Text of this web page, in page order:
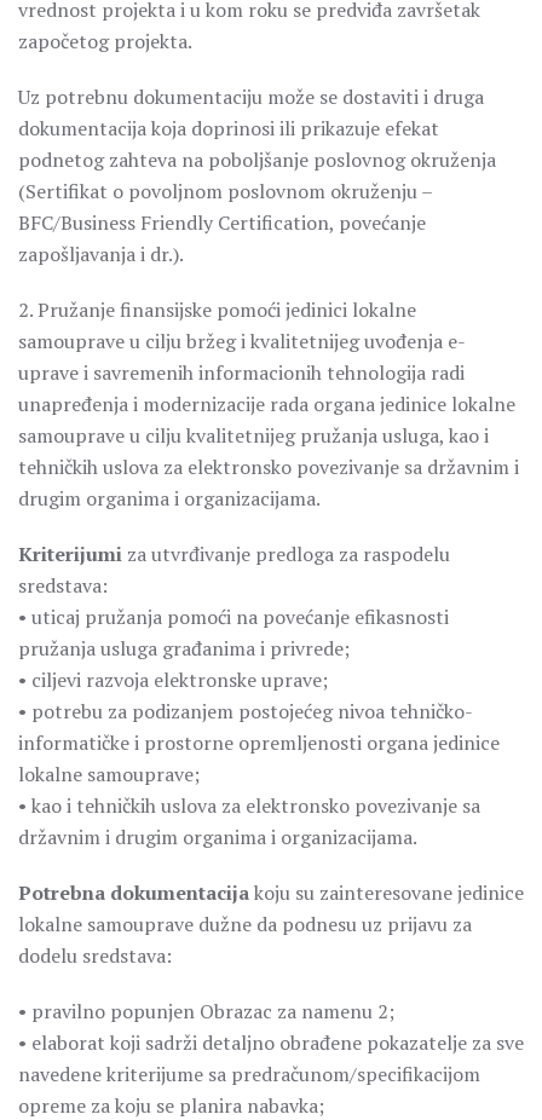
vrednost projekta i u kom roku se predviđa završetak
započetog projekta.
Uz potrebnu dokumentaciju može se dostaviti i druga
dokumentacija koja doprinosi ili prikazuje efekat
podnetog zahteva na poboljšanje poslovnog okruženja
(Sertifikat o povoljnom poslovnom okruženju –
BFC/Business Friendly Certification, povećanje
zapošljavanja i dr.).
2. Pružanje finansijske pomoći jedinici lokalne
samouprave u cilju bržeg i kvalitetnijeg uvođenja e-
uprave i savremenih informacionih tehnologija radi
unapređenja i modernizacije rada organa jedinice lokalne
samouprave u cilju kvalitetnijeg pružanja usluga, kao i
tehničkih uslova za elektronsko povezivanje sa državnim i
drugim organima i organizacijama.
Kriterijumi za utvrđivanje predloga za raspodelu
sredstava:
• uticaj pružanja pomoći na povećanje efikasnosti
pružanja usluga građanima i privrede;
• ciljevi razvoja elektronske uprave;
• potrebu za podizanjem postojećeg nivoa tehničko-
informatičke i prostorne opremljenosti organa jedinice
lokalne samouprave;
• kao i tehničkih uslova za elektronsko povezivanje sa
državnim i drugim organima i organizacijama.
Potrebna dokumentacijakoju su zainteresovane jedinice
lokalne samouprave dužne da podnesu uz prijavu za
dodelu sredstava:
• pravilno popunjen Obrazac za namenu 2;
• elaborat koji sadrži detaljno obrađene pokazatelje za sve
navedene kriterijume sa predračunom/specifikacijom
opreme za koju se planira nabavka;